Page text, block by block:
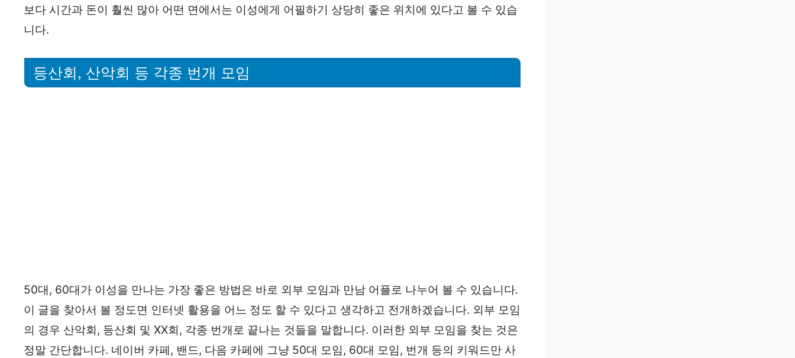
보다 시간과 돈이 훨씬 많아 어떤 면에서는 이성에게 어필하기 상당히 좋은 위치에 있다고 볼 수 있습
니다.
등산회, 산악회 등 각종 번개 모임
50대, 60대가 이성을 만나는 가장 좋은 방법은 바로 외부 모임과 만남 어플로 나누어 볼 수 있습니다.
이 글을 찾아서 볼 정도면 인터넷 활용을 어느 정도 할 수 있다고 생각하고 전개하겠습니다. 외부 모임
의 경우 산악회, 등산회 및 XX회, 각종 번개로 끝나는 것들을 말합니다. 이러한 외부 모임을 찾는 것은
정말 간단합니다. 네이버 카페, 밴드, 다음 카페에 그냥 50대 모임, 60대 모임, 번개 등의 키워드만 사